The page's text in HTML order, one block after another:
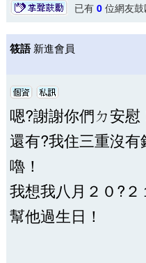
已有 0位網友鼓
筱語 新進會員
嗯?謝謝你們ㄉ安慰
還有?我住三重沒
嚕！
我想我八月２０?
幫他過生日！